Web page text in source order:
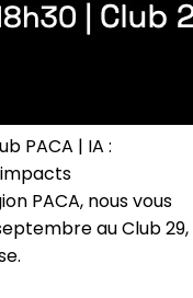
PACA | IA :
PACA, nous vous
au Club 29,